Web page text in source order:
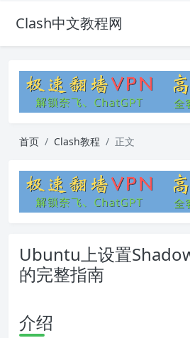
Clash中文教程网
首页 Clash教程 正文
Ubuntu上设置
的完整指南
介绍